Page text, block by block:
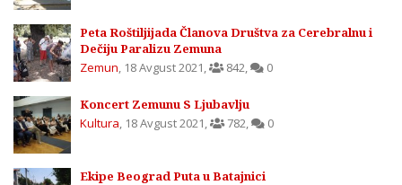
Peta Roštiljijada Članova Društva za Cerebralnu i
Dečiju Paralizu Zemuna
Zemun, 18 Avgust 2021, 842, 0
Koncert Zemunu S Ljubavlju
Kultura, 18 Avgust 2021, 782, 0
Ekipe Beograd Puta u Batajnici